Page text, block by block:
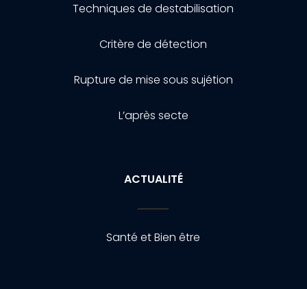
Techniques de destabilisation
Critère de détection
Rupture de mise sous sujétion
L’après secte
ACTUALITÉ
Santé et Bien être